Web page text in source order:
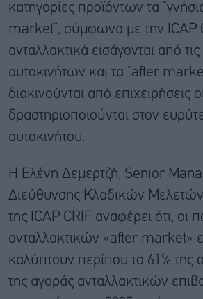
κατηγορίες προϊόντων τα
market”, σύμφωνα με την ICAP
ανταλλακτικά εισάγονται από
αυτοκινήτων και τα “after
διακινούνται από επιχειρήσεις
δραστηριοποιούνται στον
αυτοκινήτου.
Η Ελένη Δεμερτζή, Senior
Διεύθυνσης Κλαδικών
της ICAP CRIF αναφέρει ότι, οι
ανταλλακτικών «after market»
καλύπτουν περίπου το 61% της
της αγοράς ανταλλακτικών